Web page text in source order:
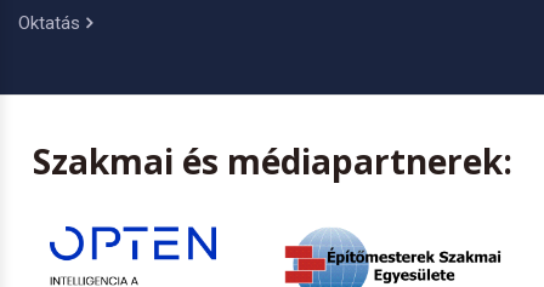
Oktatás
Szakmai és médiapartnerek: